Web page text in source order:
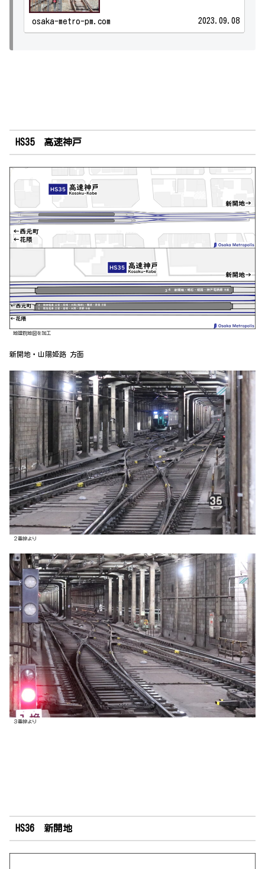
osaka-metro-pm.com 2023.09.08
HS35 高速神戸
地理院地図を加工
新開地・山陽姫路 方面
２番線より
３番線より
HS36 新開地